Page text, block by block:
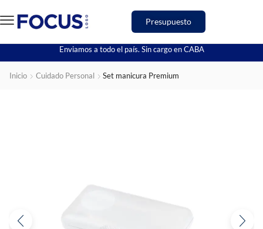
Presupuesto
Enviamos a todo el país. Sin cargo en CABA
Inicio Cuidado Personal Set manicura Premium